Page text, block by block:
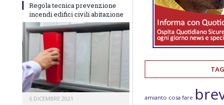
Regola tecnica prevenzione
incendi edifici civili abitazione
6 DICEMBRE 2021 amianto cosa fare